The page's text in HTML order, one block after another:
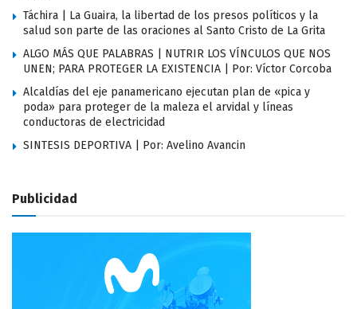
Táchira | La Guaira, la libertad de los presos políticos y la
salud son parte de las oraciones al Santo Cristo de La Grita
ALGO MÁS QUE PALABRAS | NUTRIR LOS VÍNCULOS QUE NOS
UNEN; PARA PROTEGER LA EXISTENCIA | Por: Víctor Corcoba
Alcaldías del eje panamericano ejecutan plan de «pica y
poda» para proteger de la maleza el arvidal y líneas
conductoras de electricidad
SINTESIS DEPORTIVA | Por: Avelino Avancin
Publicidad